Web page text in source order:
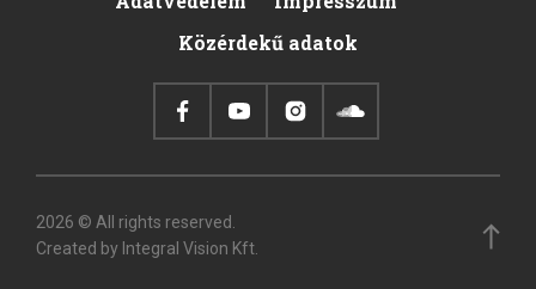
Footer
Közérdekű adatok
2026 © All rights reserved.
Created by Integral Vision Kft.